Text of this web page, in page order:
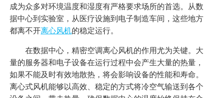
成为众多对环境温度和湿度有严格要求场所的首选。从数
据中心到实验室，从医疗设施到电子制造车间，这些地方
都离不开离心风机的稳定运行。
在数据中心，精密空调离心风机的作用尤为关键。大
量的服务器和电子设备在运行过程中会产生大量的热量，
如果不能及时有效地散热，将会影响设备的性能和寿命。
离心式风机能够以高效、稳定的方式将冷空气输送到各个